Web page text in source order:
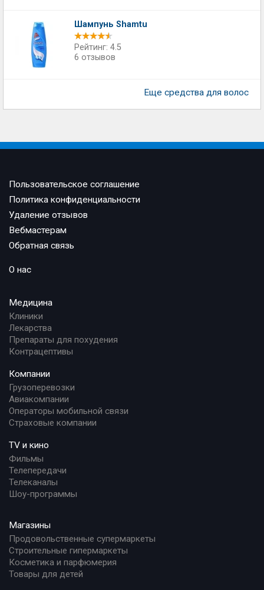
Шампунь Shamtu
Рейтинг: 4.5
6 отзывов
Еще средства для волос
Пользовательское соглашение
Политика конфиденциальности
Удаление отзывов
Вебмастерам
Обратная связь
О нас
Медицина
Клиники
Лекарства
Препараты для похудения
Контрацептивы
Компании
Грузоперевозки
Авиакомпании
Операторы мобильной связи
Страховые компании
TV и кино
Фильмы
Телепередачи
Телеканалы
Шоу-программы
Магазины
Продовольственные супермаркеты
Строительные гипермаркеты
Косметика и парфюмерия
Товары для детей